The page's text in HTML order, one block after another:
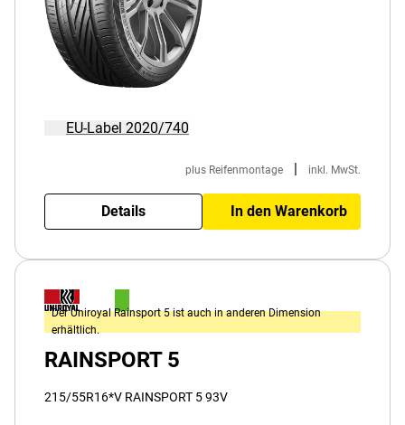
EU-Label 2020/740
plus Reifenmontage | inkl. MwSt.
Details In den Warenkorb
Der Uniroyal Rainsport 5 ist auch in anderen Dimension
erhältlich.
RAINSPORT 5
215/55R16*V RAINSPORT 5 93V